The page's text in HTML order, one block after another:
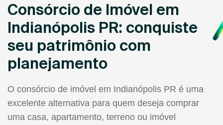
Consórcio de Imóvel em
Indianópolis PR: conquiste
seu patrimônio com
planejamento
O consórcio de imóvel em Indianópolis PR é uma
excelente alternativa para quem deseja comprar
uma casa, apartamento, terreno ou imóvel